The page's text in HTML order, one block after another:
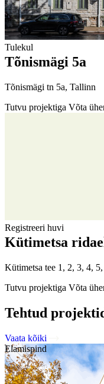
Tulekul
Tõnismägi 5a
Tõnismägi tn 5a, Tallinn
Tutvu projektiga Võta
Registreeri huvi
Kütimetsa
Kütimetsa tee 1, 2, 3, 4,
Tutvu projektiga Võta
Tehtud
Vaata kõiki
Elamispind